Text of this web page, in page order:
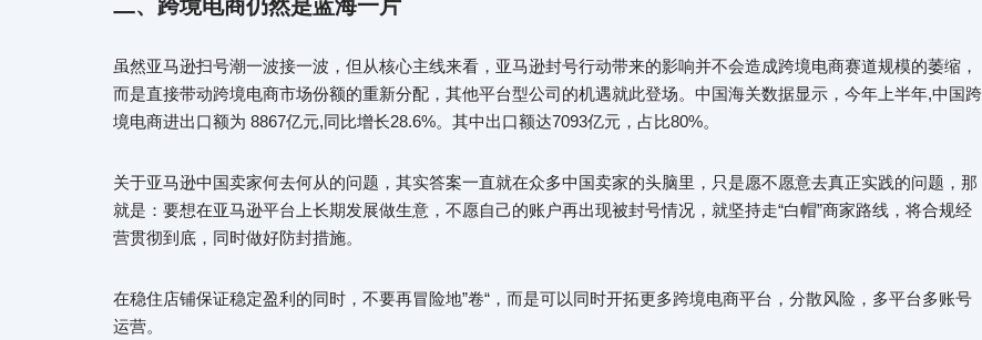
二、跨境电商仍然是蓝海一片
虽然亚马逊扫号潮一波接一波，但从核心主线来看，亚马逊封号行动带来的影响并不会造成跨境电商赛道规模的萎缩，
而是直接带动跨境电商市场份额的重新分配，其他平台型公司的机遇就此登场。中国海关数据显示，今年上半年,中国跨
境电商进出口额为 8867亿元,同比增长28.6%。其中出口额达7093亿元，占比80%。
关于亚马逊中国卖家何去何从的问题，其实答案一直就在众多中国卖家的头脑里，只是愿不愿意去真正实践的问题，那
就是：要想在亚马逊平台上长期发展做生意，不愿自己的账户再出现被封号情况，就坚持走“白帽”商家路线，将合规经
营贯彻到底，同时做好防封措施。
在稳住店铺保证稳定盈利的同时，不要再冒险地”卷“，而是可以同时开拓更多跨境电商平台，分散风险，多平台多账号
运营。